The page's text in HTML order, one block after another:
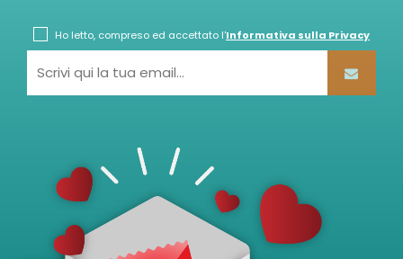
Ho letto, compreso ed accettato l'Informativa sulla Privacy